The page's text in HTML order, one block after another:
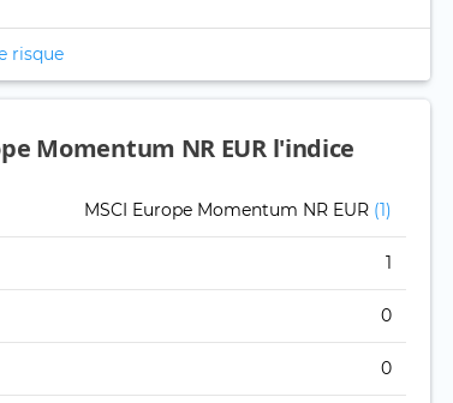
risque
Momentum NR EUR l'indice
MSCI Europe Momentum NR EUR (1)
1
0
0